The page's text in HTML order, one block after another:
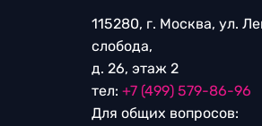
115280, г. Москва, ул.
слобода,
д. 26, этаж 2
тел: +7 (499) 579-86-96
Для общих вопросов: